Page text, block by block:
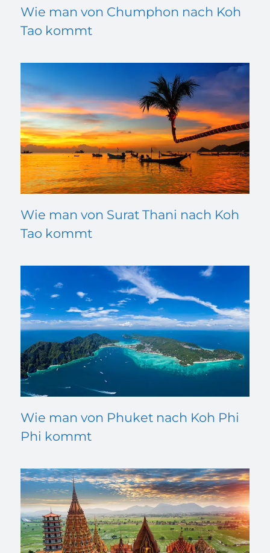
Wie man von Chumphon nach Koh
Tao kommt
Wie man von Surat Thani nach Koh
Tao kommt
Wie man von Phuket nach Koh Phi
Phi kommt